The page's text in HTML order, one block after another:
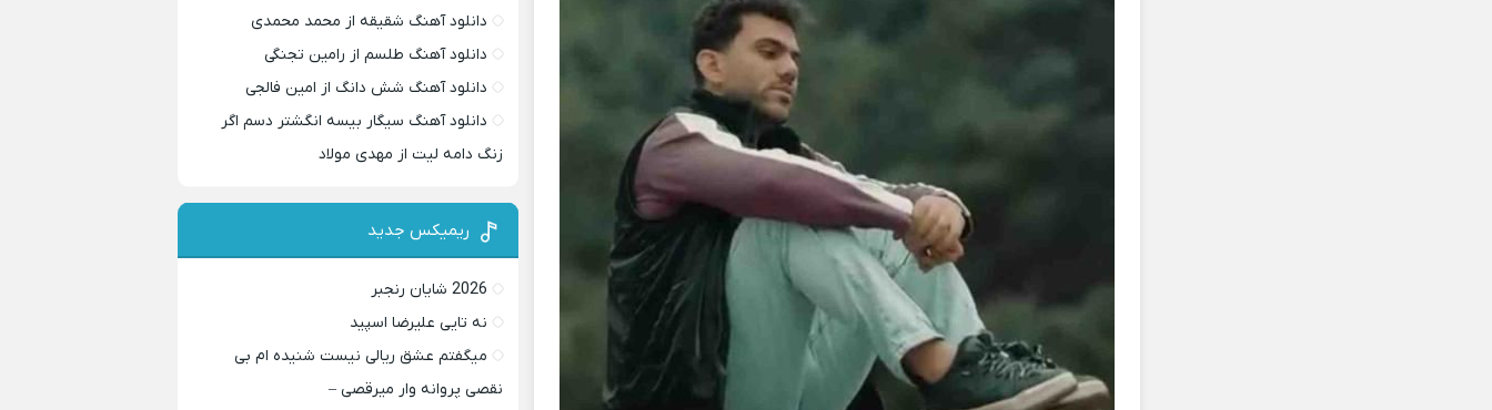
دانلود آهنگ شقیقه از محمد محمدی
دانلود آهنگ طلسم از رامین تجنگی
دانلود آهنگ شش دانگ از امین فالجی
دانلود آهنگ سیگار بیسه انگشتر دسم اگر
زنگ دامه لیت از مهدی مولاد
ریمیکس جدید
2026 شایان رنجبر
نه تایی علیرضا اسپید
میگفتم عشق ریالی نیست شنیده ام بی
نقصی پروانه وار میرقصی –